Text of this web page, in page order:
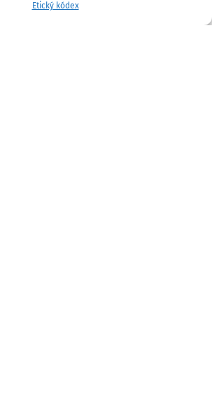
Etický kódex